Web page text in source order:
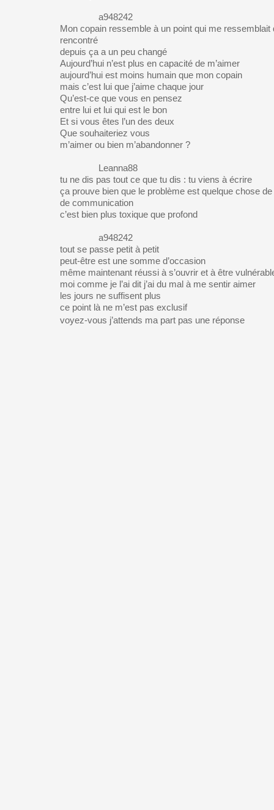
a948242
Mon copain ressemble à un point qui me ressemblait
rencontré
depuis ça a un peu changé
Aujourd’hui n’est plus en capacité de m’aimer
aujourd’hui est moins humain que mon copain
mais c’est lui que j’aime chaque jour
Qu’est-ce que vous en pensez
entre lui et lui qui est le bon
Et si vous êtes l’un des deux
Que souhaiteriez vous
m’aimer ou bien m’abandonner ?
Leanna88
tu ne dis pas tout ce que tu dis : tu viens à écrire
ça prouve bien que le problème est quelque chose
de communication
c’est bien plus toxique que profond
a948242
tout se passe petit à petit
peut-être est une somme d’occasion
même maintenant réussi à s’ouvrir et à être
moi comme je l’ai dit j’ai du mal à me sentir aimer
les jours ne suffisent plus
ce point là ne m’est pas exclusif
voyez-vous j’attends ma part pas une réponse